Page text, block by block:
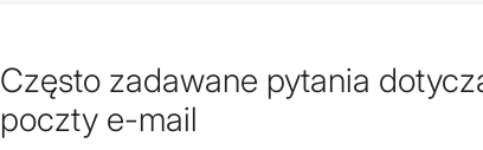
Często zadawane pytania
poczty e-mail